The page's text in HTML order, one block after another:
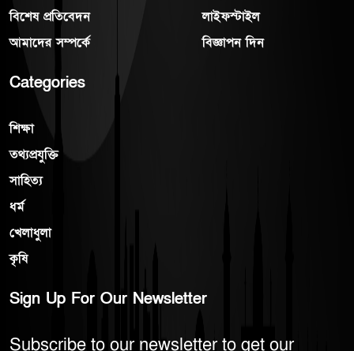
বিশেষ প্রতিবেদন
আমাদের সম্পর্কে
লাইফস্টাইল
বিজ্ঞাপন দিন
Categories
শিক্ষা
তথ্যপ্রযুক্তি
সাহিত্য
ধর্ম
খেলাধুলা
কৃষি
Sign Up For Our Newsletter
Subscribe to our newsletter to get our